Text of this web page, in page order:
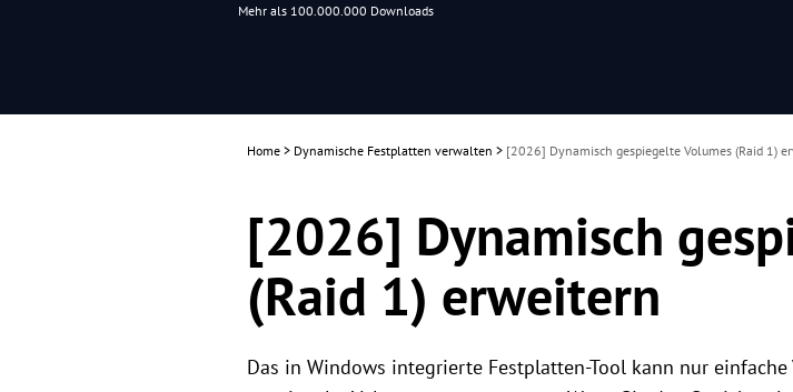
Mehr als 100.000.000 Downloads
Home > Dynamische Festplatten verwalten > [2026] Dynamisch gespiegelte Volumes (Raid 1)
[2026] Dynamisch
(Raid 1) erweitern
Das in Windows integrierte Festplatten-Tool kann nur